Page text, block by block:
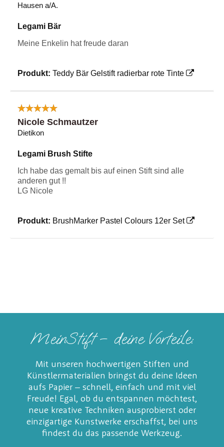
Hausen a/A.
Legami Bär
Meine Enkelin hat freude daran
Produkt: Teddy Bär Gelstift radierbar rote Tinte
Nicole Schmautzer
Dietikon
Legami Brush Stifte
Ich habe das gemalt bis auf einen Stift sind alle
anderen gut !!
LG Nicole
Produkt: BrushMarker Pastel Colours 12er Set
MeinStift – deine Vorteile:
Mit unseren hochwertigen Stiften und
Künstlermaterialien bringst du deine Ideen
aufs Papier – schnell, einfach und mit viel
Freude! Egal, ob du entspannen möchtest,
neue kreative Techniken ausprobierst oder
einzigartige Kunstwerke erschaffst, bei uns
findest du das passende Werkzeug.